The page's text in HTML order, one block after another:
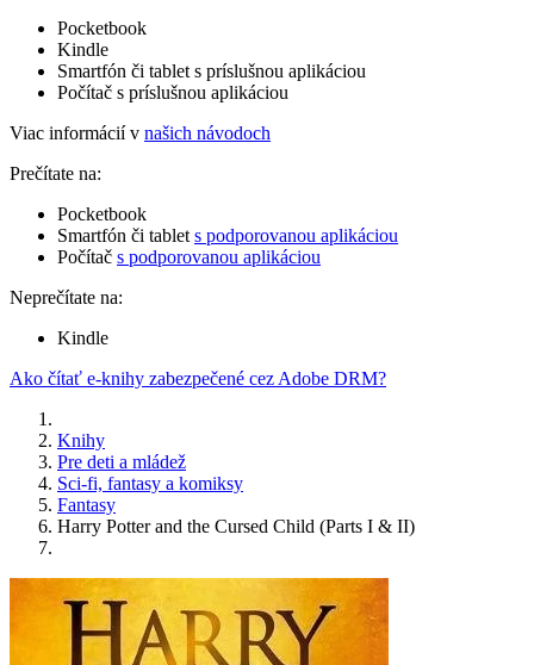
Pocketbook
Kindle
Smartfón či tablet s príslušnou aplikáciou
Počítač s príslušnou aplikáciou
Viac informácií v našich návodoch
Prečítate na:
Pocketbook
Smartfón či tablet s podporovanou aplikáciou
Počítač s podporovanou aplikáciou
Neprečítate na:
Kindle
Ako čítať e-knihy zabezpečené cez Adobe DRM?
Knihy
Pre deti a mládež
Sci-fi, fantasy a komiksy
Fantasy
Harry Potter and the Cursed Child (Parts I & II)